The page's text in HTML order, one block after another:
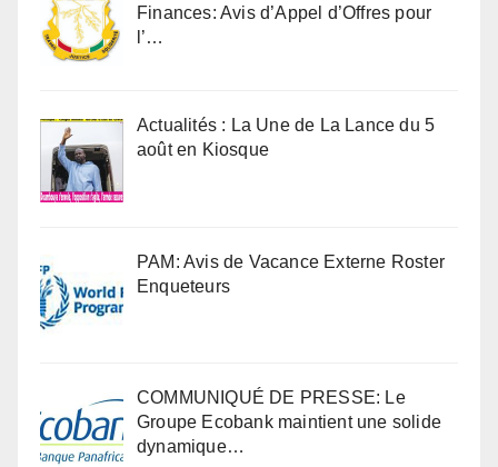
Finances: Avis d’Appel d’Offres pour
l’…
Actualités : La Une de La Lance du 5
août en Kiosque
PAM: Avis de Vacance Externe Roster
Enqueteurs
COMMUNIQUÉ DE PRESSE: Le
Groupe Ecobank maintient une solide
dynamique…